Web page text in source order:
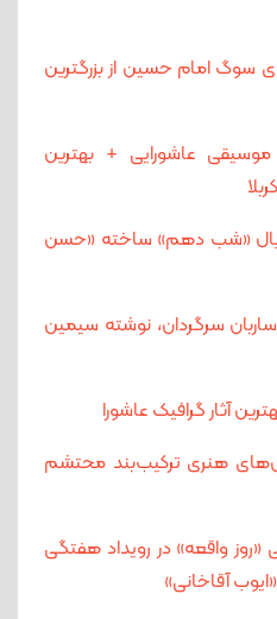
سوگ امام حسین از بزرگترین
عاشورایی + بهترین
«شب دهم» ساخته «حسن
سرگردان، نوشته سیمین
آثار گرافیک عاشورا
هنری ترکیب‌بند محتشم
«روز واقعه» در رویداد هفتگی
آقاخانی»